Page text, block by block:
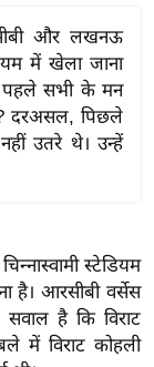
और लखनऊ
में खेला जाना
पहले सभी के मन
दरअसल, पिछले
उतरे थे। उन्हें
स्टेडियम
है। आरसीबी वर्सेस
है कि विराट
में विराट कोहली